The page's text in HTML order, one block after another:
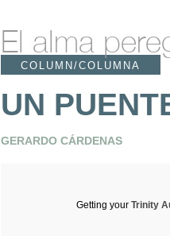
El alma
COLUMN/COLUMNA
UN
GERARDO CÁRDENAS
Getting your Trinity